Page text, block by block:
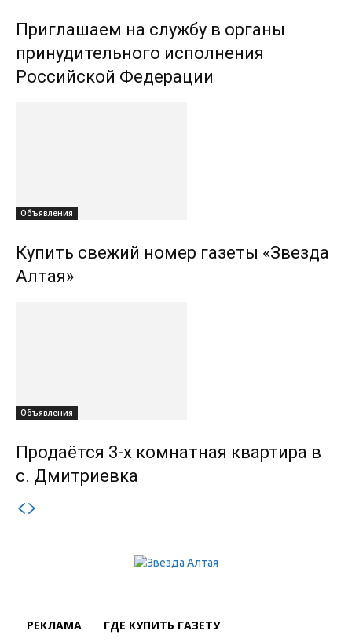
Приглашаем на службу в органы
принудительного исполнения
Российской Федерации
Объявления
Купить свежий номер газеты «Звезда
Алтая»
Объявления
Продаётся 3-х комнатная квартира в
с. Дмитриевка
РЕКЛАМА ГДЕ КУПИТЬ ГАЗЕТУ